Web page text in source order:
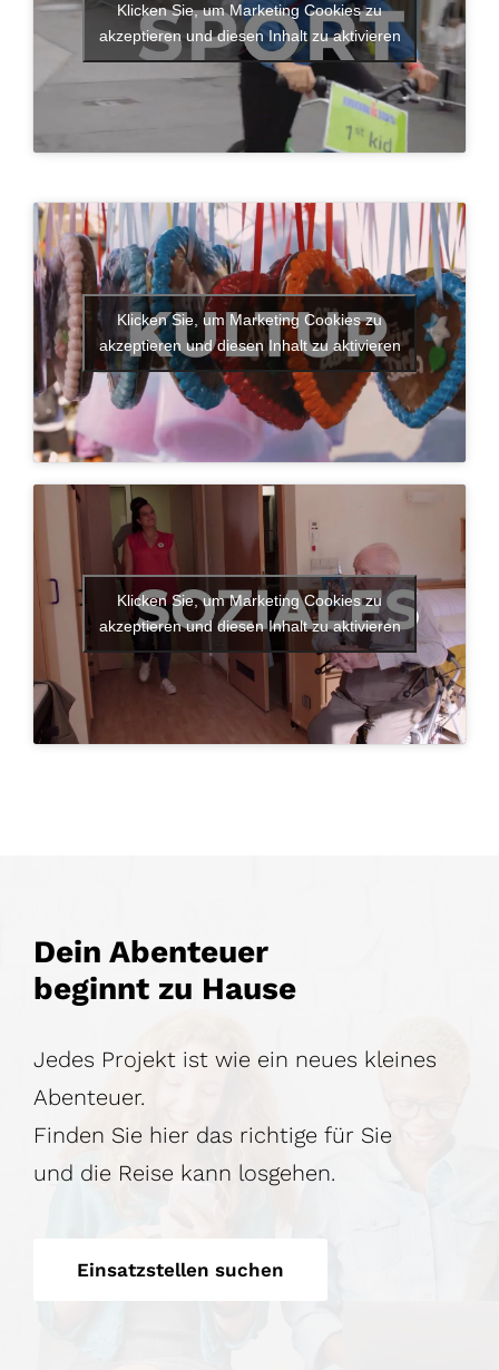
Klicken Sie, um Marketing Cookies zu
akzeptieren und diesen Inhalt zu aktivieren
Klicken Sie, um Marketing Cookies zu
akzeptieren und diesen Inhalt zu aktivieren
Klicken Sie, um Marketing Cookies zu
akzeptieren und diesen Inhalt zu aktivieren
Dein Abenteuer
beginnt zu Hause
Jedes Projekt ist wie ein neues kleines
Abenteuer.
Finden Sie hier das richtige für Sie
und die Reise kann losgehen.
Einsatzstellen suchen